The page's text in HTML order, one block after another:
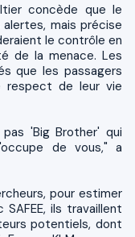
concède que le
mais précise
le contrôle en
de la menace. Les
que les passagers
respect de leur vie
'Big Brother' qui
de vous," a
pour estimer
ils travaillent
potentiels, dont